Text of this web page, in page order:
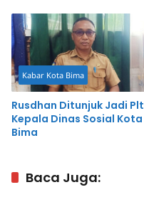
Cepat
Kabar Kota Bima
Rusdhan Ditunjuk Jadi Plt
Kepala Dinas Sosial Kota
Bima
Baca Juga: